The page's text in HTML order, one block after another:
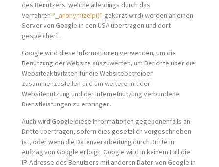
des Benutzers, welche allerdings durch das
Verfahren “_anonymizeIp()” gekürzt wird) werden an einen
Server von Google in den USA übertragen und dort
gespeichert.
Google wird diese Informationen verwenden, um die
Benutzung der Website auszuwerten, um Berichte über die
Websiteaktivitäten für die Websitebetreiber
zusammenzustellen und um weitere mit der
Websitenutzung und der Internetnutzung verbundene
Dienstleistungen zu erbringen.
Auch wird Google diese Informationen gegebenenfalls an
Dritte übertragen, sofern dies gesetzlich vorgeschrieben
ist, oder wenn die Datenverarbeitung durch Dritte im
Auftrag von Google erfolgt. Google wird in keinem Fall die
IP-Adresse des Benutzers mit anderen Daten von Google in